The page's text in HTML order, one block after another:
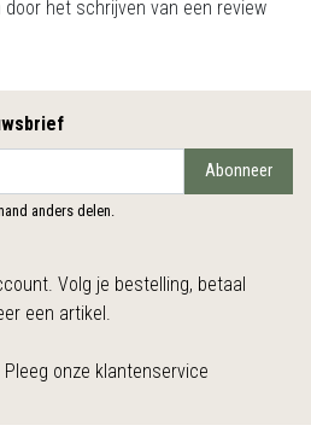
het schrijven van een review
Abonneer
anders delen.
Volg je bestelling, betaal
een artikel.
onze klantenservice